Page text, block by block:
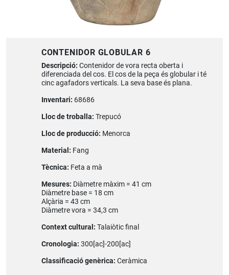
CONTENIDOR GLOBULAR 6
Descripció: Contenidor de vora recta oberta i
diferenciada del cos. El cos de la peça és globular i té
cinc agafadors verticals. La seva base és plana.
Inventari: 68686
Lloc de troballa: Trepucó
Lloc de producció: Menorca
Material: Fang
Tècnica: Feta a mà
Mesures: Diàmetre màxim = 41 cm
Diàmetre base = 18 cm
Alçària = 43 cm
Diàmetre vora = 34,3 cm
Context cultural: Talaiòtic final
Cronologia: 300[ac]-200[ac]
Classificació genèrica: Ceràmica